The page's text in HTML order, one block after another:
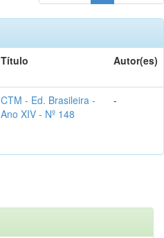
Título Autor(es)
CTM - Ed. Brasileira -
Ano XIV - Nº 148
-